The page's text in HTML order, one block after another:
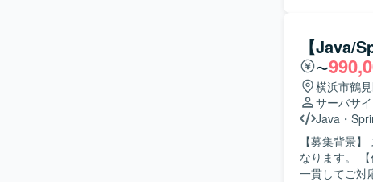
はSlack、
す。チーム
組める方が望ましいです。 【ポジションの魅
ることができ
設計からテス
きます。 【開発環境】 Java、SpringBoot（またはspring）、JavaScript、SQLを用いたWebア
プリケーショ
す。
【Java/
〜
横浜市鶴見
サーバサ
Java ・
【募集背景
なります。 【作業内容】 スマホアプリと連携するサーバーサイドの設計から製造、テストまで
一貫してご対